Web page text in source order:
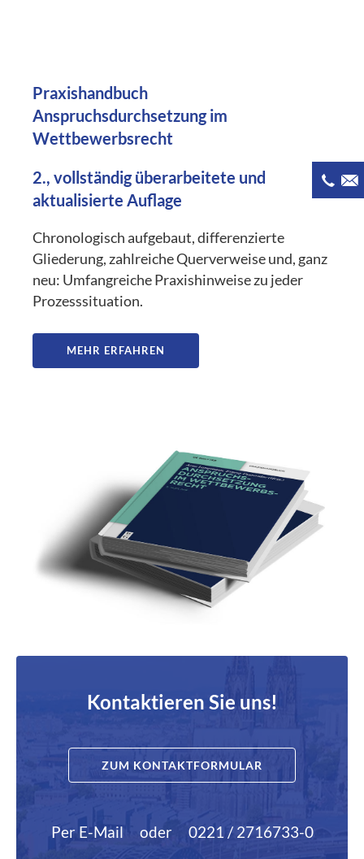
Praxishandbuch
Anspruchsdurchsetzung im
Wettbewerbsrecht
2., vollständig überarbeitete und
aktualisierte Auflage
Chronologisch aufgebaut, differenzierte
Gliederung, zahlreiche Querverweise und, ganz
neu: Umfangreiche Praxishinweise zu jeder
Prozesssituation.
MEHR ERFAHREN
Kontaktieren Sie uns!
ZUM KONTAKTFORMULAR
Per E-Mail oder 0221 / 2716733-0